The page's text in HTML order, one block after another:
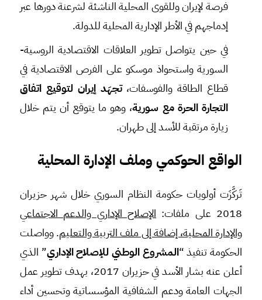
فرصة لإيران وللقوى المحلية الناشئة لشرعنة دورها عبر
إدماجهم في الأطر الإدارية المحلية للدولة.
في حين يتواصل تطوير العلاقات الاقتصادية الروسية-
السورية واستحواذ موسكو على الفرص الاقتصادية في
قطاع الطاقة والفوسفات،تجهَد إيرانلتوقيع اتفاق
التجارة الحرة مع سورية، وهو ما يتوقع أن يتم خلال
زيارة مرتقبة للأسد إلى طهران.
الواقع الحوكمي وملف الإدارة المحلية
تَركَّزَت أولويات حكومة النظام السوري خلال شهر حزيران
2018 على ملفات:
الإصلاح الإداري والدعم الاجتماعي
والإدارة المحلية، إضافة إلى ملف التربية والتعليم. وواصلت
الحكومة تنفيذ “المشروع الوطني للإصلاح الإداري” الذي
أعلن عنه بشار الأسد في حزيران 2017، بهدف تطوير عمل
الجهات العامة ودعم الشفافية المؤسساتية وتحسين أداء